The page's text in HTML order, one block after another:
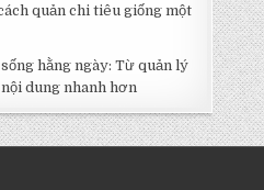
quản chi tiêu giống một
hằng ngày: Từ quản lý
dung nhanh hơn